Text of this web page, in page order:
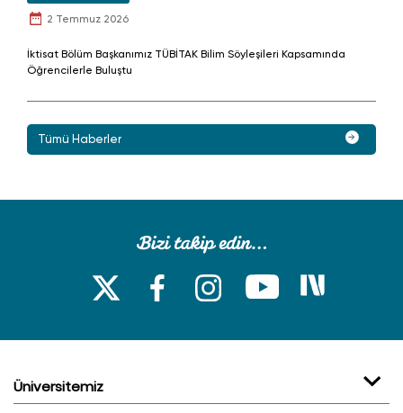
2 Temmuz 2026
İktisat Bölüm Başkanımız TÜBİTAK Bilim Söyleşileri Kapsamında
Öğrencilerle Buluştu
Tümü Haberler
Üniversitemiz